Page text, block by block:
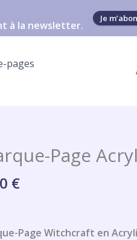
à la newsletter.
Je
pages
Page
€
Page Witchcraft en